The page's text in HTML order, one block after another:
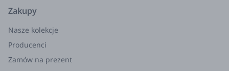
Zakupy
Nasze kolekcje
Producenci
Zamów na prezent